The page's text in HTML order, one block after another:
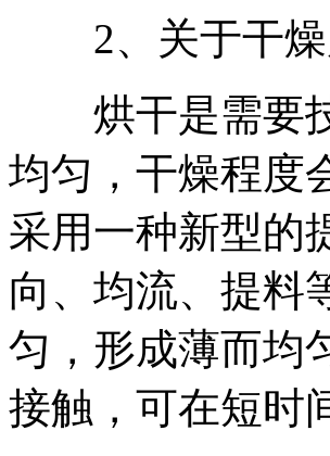
2、关于干燥
烘干是需要技
均匀，干燥程度
采用一种新型的
向、均流、提料
匀，形成薄而均
接触，可在短时